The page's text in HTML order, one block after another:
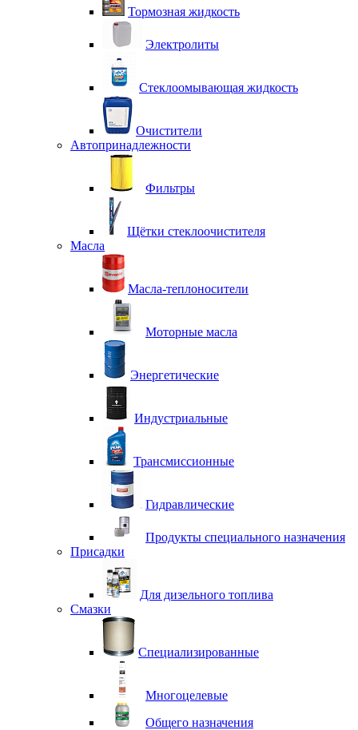
Тормозная жидкость
Электролиты
Стеклоомывающая жидкость
Очистители
Автопринадлежности
Фильтры
Щётки стеклоочистителя
Масла
Масла-теплоносители
Моторные масла
Энергетические
Индустриальные
Трансмиссионные
Гидравлические
Продукты специального назначения
Присадки
Для дизельного топлива
Смазки
Специализированные
Многоцелевые
Общего назначения